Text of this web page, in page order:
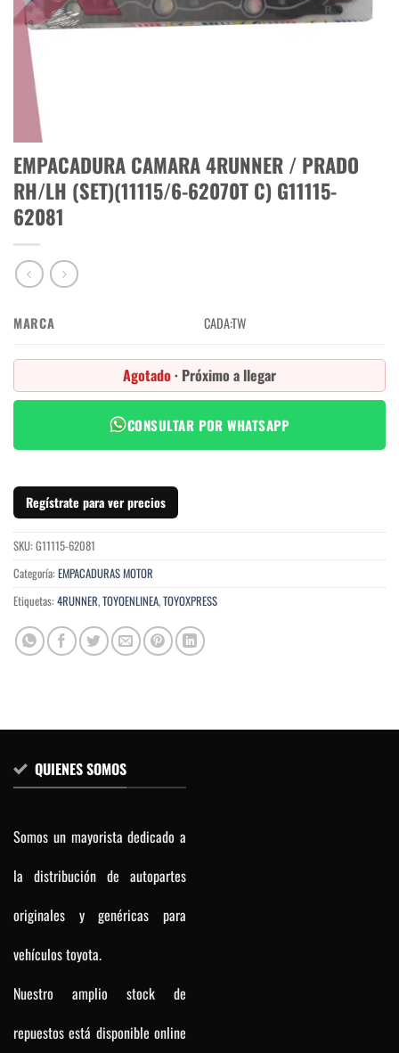
EMPACADURA CAMARA 4RUNNER / PRADO
RH/LH (SET)(11115/6-62070T C) G11115-
62081
MARCA CADA:TW
Agotado · Próximo a llegar
CONSULTAR POR WHATSAPP
Regístrate para ver precios
SKU: G11115-62081
Categoría: EMPACADURAS MOTOR
Etiquetas: 4RUNNER,TOYOENLINEA,TOYOXPRESS
QUIENES SOMOS
Somos un mayorista dedicado a
la distribución de autopartes
originales y genéricas para
vehículos toyota.
Nuestro amplio stock de
repuestos está disponible online